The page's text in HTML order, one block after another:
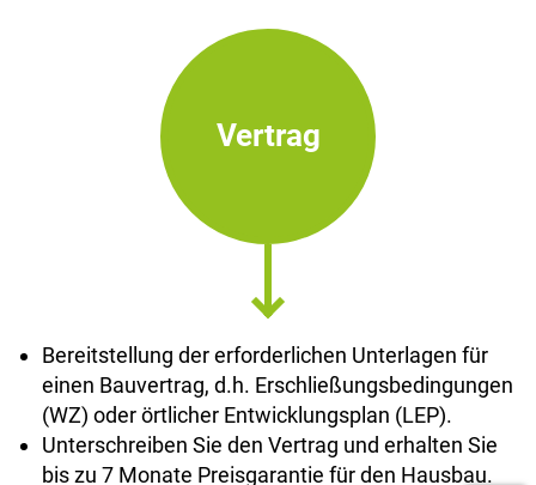
Vertrag
Bereitstellung der erforderlichen Unterlagen für
einen Bauvertrag, d.h. Erschließungsbedingungen
(WZ) oder örtlicher Entwicklungsplan (LEP).
Unterschreiben Sie den Vertrag und erhalten Sie
bis zu 7 Monate Preisgarantie für den Hausbau.